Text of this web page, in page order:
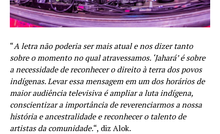
“A letra não poderia ser mais atual e nos dizer tanto
sobre o momento no qual atravessamos. ‘Jahará’ é sobre
a necessidade de reconhecer o direito à terra dos povos
indígenas. Levar essa mensagem em um dos horários de
maior audiência televisiva é ampliar a luta indígena,
conscientizar a importância de reverenciarmos a nossa
história e ancestralidade e reconhecer o talento de
artistas da comunidade.“, diz Alok.